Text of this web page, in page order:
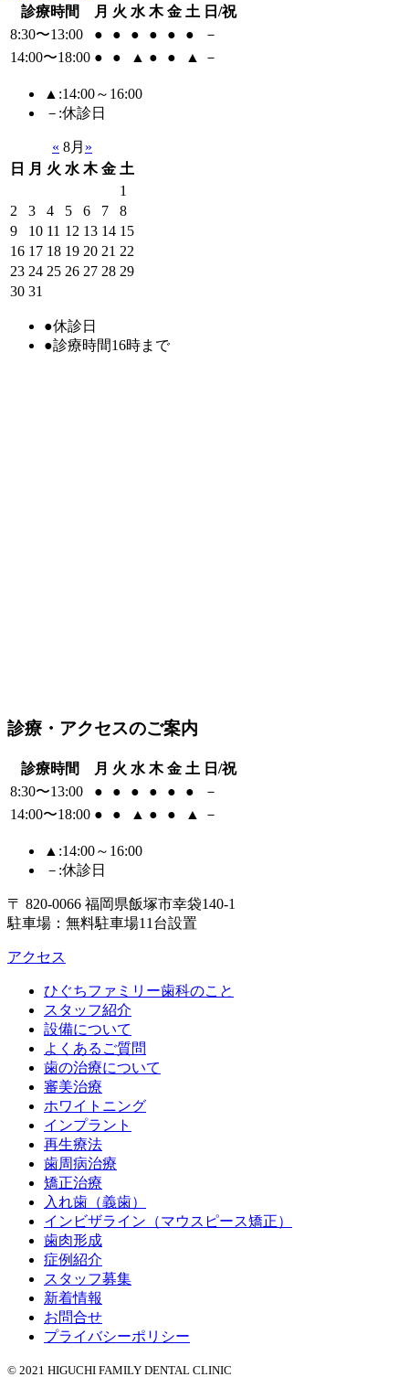
診療時間
月 火 水 木 金 土 日/祝
8:30〜13:00
● ● ● ● ● ●
－
14:00〜18:00 ● ● ▲ ● ● ▲ －
▲ :14:00～16:00
－ :休診日
« 8月 »
日
月 火 水 木 金 土
1
2
3 4 5 6 7
8
9
10 11 12 13 14 15
16 17 18 19 20 21 22
23 24 25 26 27 28 29
30 31
●休診日
●診療時間16時まで
診療・アクセスのご案内
診療時間 月 火 水 木 金 土 日/祝
8:30〜13:00
● ● ● ● ● ●
－
14:00〜18:00 ● ● ▲ ● ● ▲ －
▲ :14:00～16:00
－ :休診日
〒 820-0066 福岡県飯塚市幸袋140-1
駐車場：無料駐車場11台設置
アクセス
ひぐちファミリー歯科のこと
スタッフ紹介
設備について
よくあるご質問
歯の治療について
審美治療
ホワイトニング
インプラント
再生療法
歯周病治療
矯正治療
入れ歯（義歯）
インビザライン（マウスピース矯正）
歯肉形成
症例紹介
スタッフ募集
新着情報
お問合せ
プライバシーポリシー
© 2021 HIGUCHI FAMILY DENTAL CLINIC